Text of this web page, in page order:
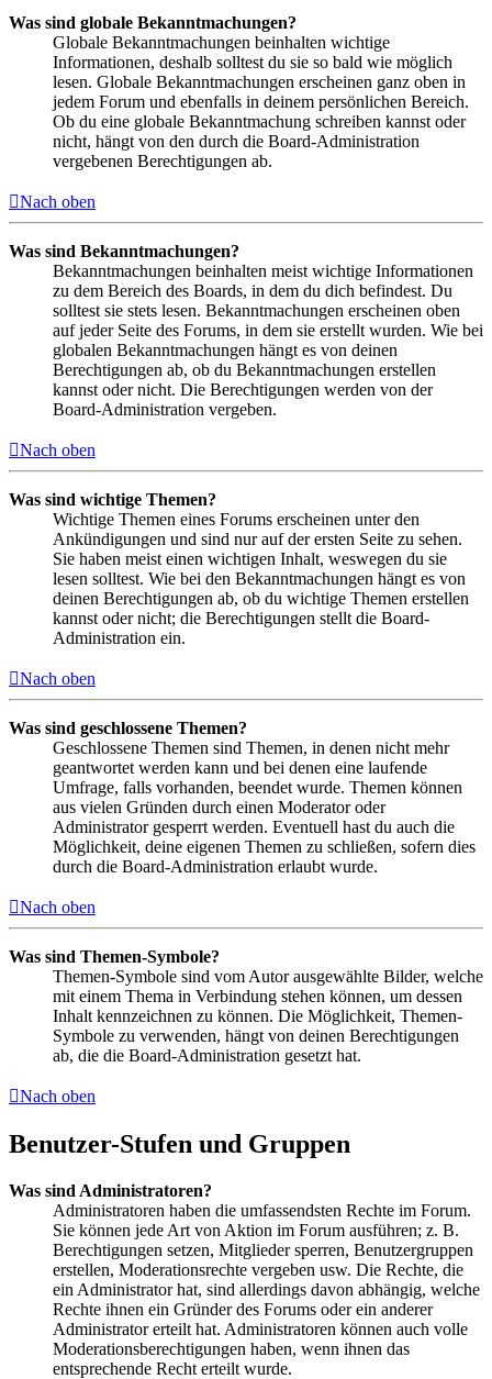
Was sind globale Bekanntmachungen?
Globale Bekanntmachungen beinhalten wichtige
Informationen, deshalb solltest du sie so bald wie möglich
lesen. Globale Bekanntmachungen erscheinen ganz oben in
jedem Forum und ebenfalls in deinem persönlichen Bereich.
Ob du eine globale Bekanntmachung schreiben kannst oder
nicht, hängt von den durch die Board-Administration
vergebenen Berechtigungen ab.
Nach oben
Was sind Bekanntmachungen?
Bekanntmachungen beinhalten meist wichtige Informationen
zu dem Bereich des Boards, in dem du dich befindest. Du
solltest sie stets lesen. Bekanntmachungen erscheinen oben
auf jeder Seite des Forums, in dem sie erstellt wurden. Wie bei
globalen Bekanntmachungen hängt es von deinen
Berechtigungen ab, ob du Bekanntmachungen erstellen
kannst oder nicht. Die Berechtigungen werden von der
Board-Administration vergeben.
Nach oben
Was sind wichtige Themen?
Wichtige Themen eines Forums erscheinen unter den
Ankündigungen und sind nur auf der ersten Seite zu sehen.
Sie haben meist einen wichtigen Inhalt, weswegen du sie
lesen solltest. Wie bei den Bekanntmachungen hängt es von
deinen Berechtigungen ab, ob du wichtige Themen erstellen
kannst oder nicht; die Berechtigungen stellt die Board-
Administration ein.
Nach oben
Was sind geschlossene Themen?
Geschlossene Themen sind Themen, in denen nicht mehr
geantwortet werden kann und bei denen eine laufende
Umfrage, falls vorhanden, beendet wurde. Themen können
aus vielen Gründen durch einen Moderator oder
Administrator gesperrt werden. Eventuell hast du auch die
Möglichkeit, deine eigenen Themen zu schließen, sofern dies
durch die Board-Administration erlaubt wurde.
Nach oben
Was sind Themen-Symbole?
Themen-Symbole sind vom Autor ausgewählte Bilder, welche
mit einem Thema in Verbindung stehen können, um dessen
Inhalt kennzeichnen zu können. Die Möglichkeit, Themen-
Symbole zu verwenden, hängt von deinen Berechtigungen
ab, die die Board-Administration gesetzt hat.
Nach oben
Benutzer-Stufen und Gruppen
Was sind Administratoren?
Administratoren haben die umfassendsten Rechte im Forum.
Sie können jede Art von Aktion im Forum ausführen; z. B.
Berechtigungen setzen, Mitglieder sperren, Benutzergruppen
erstellen, Moderationsrechte vergeben usw. Die Rechte, die
ein Administrator hat, sind allerdings davon abhängig, welche
Rechte ihnen ein Gründer des Forums oder ein anderer
Administrator erteilt hat. Administratoren können auch volle
Moderationsberechtigungen haben, wenn ihnen das
entsprechende Recht erteilt wurde.